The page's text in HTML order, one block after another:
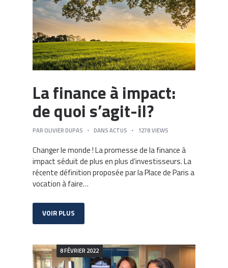
La finance à impact:
de quoi s’agit-il?
PAR OLIVIER DUPAS DANSACTUS 1278VIEWS
Changer le monde ! La promesse de la finance à
impact séduit de plus en plus d’investisseurs. La
récente définition proposée par la Place de Paris a
vocation à faire…
VOIR PLUS
8 FÉVRIER 2022